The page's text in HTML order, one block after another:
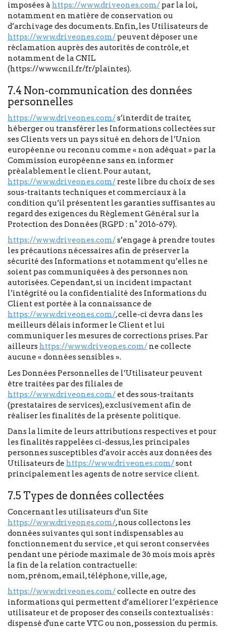
imposées à https://www.driveones.com/ par la loi,
notamment en matière de conservation ou
d’archivage des documents. Enfin, les Utilisateurs de
https://www.driveones.com/ peuvent déposer une
réclamation auprès des autorités de contrôle, et
notamment de la CNIL
(https://www.cnil.fr/fr/plaintes).
7.4 Non-communication des données
personnelles
https://www.driveones.com/s’interdit de traiter,
héberger ou transférer les Informations collectées sur
ses Clients vers un pays situé en dehors de l’Union
européenne ou reconnu comme « non adéquat » par la
Commission européenne sans en informer
préalablement le client. Pour autant,
https://www.driveones.com/ reste libre du choix de ses
sous-traitants techniques et commerciaux à la
condition qu’il présentent les garanties suffisantes au
regard des exigences du Règlement Général sur la
Protection des Données (RGPD : n° 2016-679).
https://www.driveones.com/s’engage à prendre toutes
les précautions nécessaires afin de préserver la
sécurité des Informations et notamment qu’elles ne
soient pas communiquées à des personnes non
autorisées. Cependant, si un incident impactant
l’intégrité ou la confidentialité des Informations du
Client est portée à la connaissance de
https://www.driveones.com/, celle-ci devra dans les
meilleurs délais informer le Client et lui
communiquer les mesures de corrections prises. Par
ailleurs https://www.driveones.com/ ne collecte
aucune « données sensibles ».
Les Données Personnelles de l’Utilisateur peuvent
être traitées par des filiales de
https://www.driveones.com/ et des sous-traitants
(prestataires de services), exclusivement afin de
réaliser les finalités de la présente politique.
Dans la limite de leurs attributions respectives et pour
les finalités rappelées ci-dessus, les principales
personnes susceptibles d’avoir accès aux données des
Utilisateurs de https://www.driveones.com/sont
principalement les agents de notre service client.
7.5 Types de données collectées
Concernant les utilisateurs d’un Site
https://www.driveones.com/, nous collectons les
données suivantes qui sont indispensables au
fonctionnement du service , et qui seront conservées
pendant une période maximale de 36 mois mois après
la fin de la relation contractuelle:
nom, prénom, email, téléphone, ville, age,
https://www.driveones.com/collecte en outre des
informations qui permettent d’améliorer l’expérience
utilisateur et de proposer des conseils contextualisés :
dispensé d'une carte VTC ou non, possession du permis.